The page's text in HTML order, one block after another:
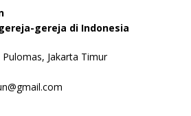
gereja di Indonesia
Jakarta Timur